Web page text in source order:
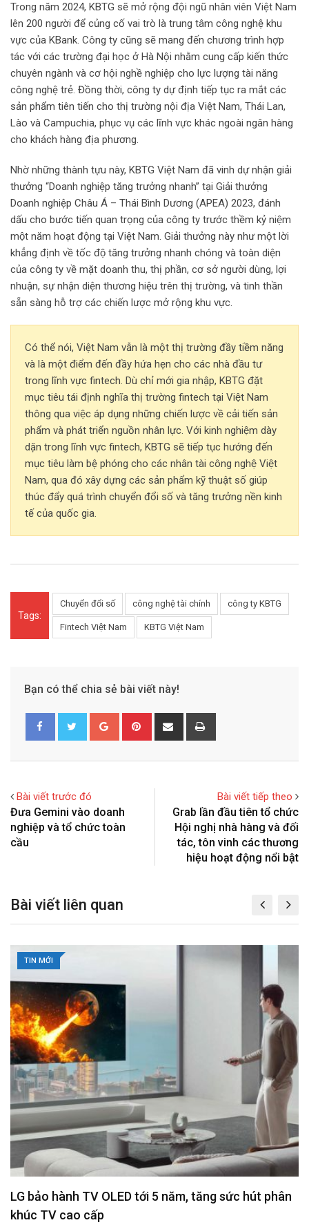
Trong năm 2024, KBTG sẽ mở rộng đội ngũ nhân viên Việt Nam
lên 200 người để củng cố vai trò là trung tâm công nghệ khu
vực của KBank. Công ty cũng sẽ mang đến chương trình hợp
tác với các trường đại học ở Hà Nội nhằm cung cấp kiến thức
chuyên ngành và cơ hội nghề nghiệp cho lực lượng tài năng
công nghệ trẻ. Đồng thời, công ty dự định tiếp tục ra mắt các
sản phẩm tiên tiến cho thị trường nội địa Việt Nam, Thái Lan,
Lào và Campuchia, phục vụ các lĩnh vực khác ngoài ngân hàng
cho khách hàng địa phương.
Nhờ những thành tựu này, KBTG Việt Nam đã vinh dự nhận giải
thưởng “Doanh nghiệp tăng trưởng nhanh” tại Giải thưởng
Doanh nghiệp Châu Á – Thái Bình Dương (APEA) 2023, đánh
dấu cho bước tiến quan trọng của công ty trước thềm kỷ niệm
một năm hoạt động tại Việt Nam. Giải thưởng này như một lời
khẳng định về tốc độ tăng trưởng nhanh chóng và toàn diện
của công ty về mặt doanh thu, thị phần, cơ sở người dùng, lợi
nhuận, sự nhận diện thương hiệu trên thị trường, và tinh thần
sẵn sàng hỗ trợ các chiến lược mở rộng khu vực.
Có thể nói, Việt Nam vẫn là một thị trường đầy tiềm năng
và là một điểm đến đầy hứa hẹn cho các nhà đầu tư
trong lĩnh vực fintech. Dù chỉ mới gia nhập, KBTG đặt
mục tiêu tái định nghĩa thị trường fintech tại Việt Nam
thông qua việc áp dụng những chiến lược về cải tiến sản
phẩm và phát triển nguồn nhân lực. Với kinh nghiệm dày
dặn trong lĩnh vực fintech, KBTG sẽ tiếp tục hướng đến
mục tiêu làm bệ phóng cho các nhân tài công nghệ Việt
Nam, qua đó xây dựng các sản phẩm kỹ thuật số giúp
thúc đẩy quá trình chuyển đổi số và tăng trưởng nền kinh
tế của quốc gia.
Tags:
Chuyển đổi số công nghệ tài chính công ty KBTG
Fintech Việt Nam KBTG Việt Nam
Bạn có thể chia sẻ bài viết này!
o
i
e
h
i
a
E
r
Bài viết trước đó
Đưa Gemini vào doanh
nghiệp và tổ chức toàn
cầu
Bài viết tiếp theo
Grab lần đầu tiên tổ chức
Hội nghị nhà hàng và đối
tác, tôn vinh các thương
hiệu hoạt động nổi bật
Bài viết liên quan
TIN MỚI
LG bảo hành TV OLED tới 5 năm, tăng sức hút phân
khúc TV cao cấp